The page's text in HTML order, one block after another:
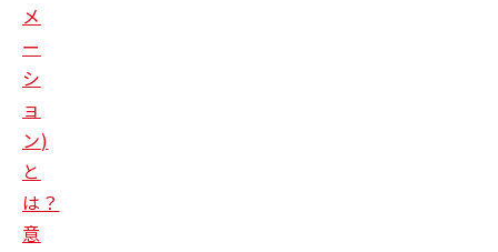
メ
ー
シ
ョ
ン)
と
は？
意